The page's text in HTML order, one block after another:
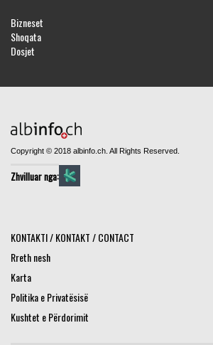
Bizneset
Shoqata
Dosjet
Copyright © 2018 albinfo.ch. All Rights Reserved.
Zhvilluar nga:
KONTAKTI / KONTAKT / CONTACT
Rreth nesh
Karta
Politika e Privatësisë
Kushtet e Përdorimit